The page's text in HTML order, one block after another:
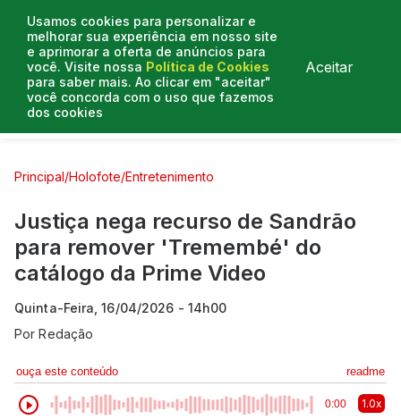
Usamos cookies para personalizar e
melhorar sua experiência em nosso site
e aprimorar a oferta de anúncios para
você. Visite nossa Política de Cookies
para saber mais. Ao clicar em "aceitar"
você concorda com o uso que fazemos
dos cookies
Aceitar
Curtas e Venenosas
Principal/Holofote/Entretenimento
Justiça nega recurso de Sandrão
para remover 'Tremembé' do
catálogo da Prime Video
Quinta-Feira, 16/04/2026 - 14h00
PorRedação
ouça este conteúdo readme
0:00 1.0x